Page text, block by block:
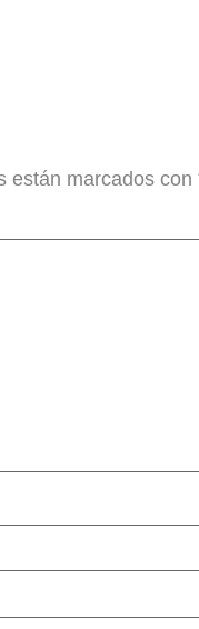
están marcados con